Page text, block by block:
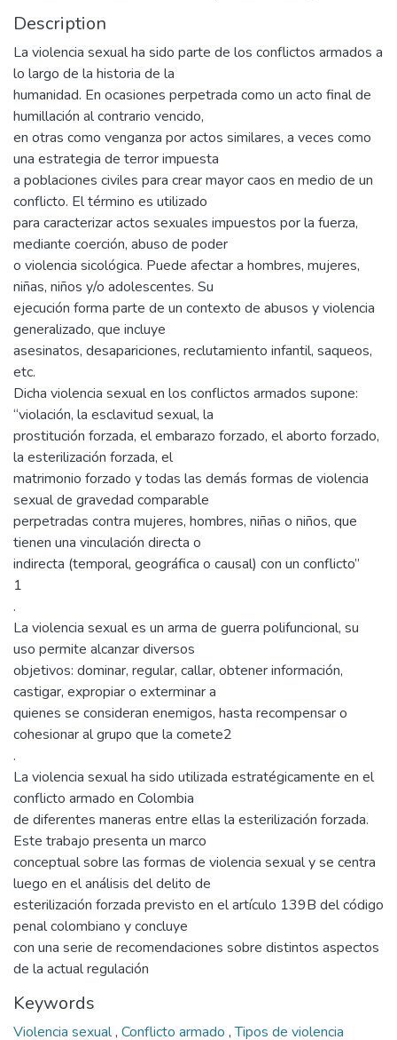
Description
La violencia sexual ha sido parte de los conflictos armados a
lo largo de la historia de la
humanidad. En ocasiones perpetrada como un acto final de
humillación al contrario vencido,
en otras como venganza por actos similares, a veces como
una estrategia de terror impuesta
a poblaciones civiles para crear mayor caos en medio de un
conflicto. El término es utilizado
para caracterizar actos sexuales impuestos por la fuerza,
mediante coerción, abuso de poder
o violencia sicológica. Puede afectar a hombres, mujeres,
niñas, niños y/o adolescentes. Su
ejecución forma parte de un contexto de abusos y violencia
generalizado, que incluye
asesinatos, desapariciones, reclutamiento infantil, saqueos,
etc.
Dicha violencia sexual en los conflictos armados supone:
“violación, la esclavitud sexual, la
prostitución forzada, el embarazo forzado, el aborto forzado,
la esterilización forzada, el
matrimonio forzado y todas las demás formas de violencia
sexual de gravedad comparable
perpetradas contra mujeres, hombres, niñas o niños, que
tienen una vinculación directa o
indirecta (temporal, geográfica o causal) con un conflicto”
1
.
La violencia sexual es un arma de guerra polifuncional, su
uso permite alcanzar diversos
objetivos: dominar, regular, callar, obtener información,
castigar, expropiar o exterminar a
quienes se consideran enemigos, hasta recompensar o
cohesionar al grupo que la comete2
.
La violencia sexual ha sido utilizada estratégicamente en el
conflicto armado en Colombia
de diferentes maneras entre ellas la esterilización forzada.
Este trabajo presenta un marco
conceptual sobre las formas de violencia sexual y se centra
luego en el análisis del delito de
esterilización forzada previsto en el artículo 139B del código
penal colombiano y concluye
con una serie de recomendaciones sobre distintos aspectos
de la actual regulación
Keywords
Violencia sexual, Conflicto armado ,Tipos de violencia